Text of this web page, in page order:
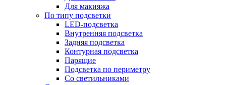
Для макияжа
По типу подсветки
LED-подсветка
Внутренняя подсветка
Задняя подсветка
Контурная подсветка
Парящие
Подсветка по периметру
Со светильниками